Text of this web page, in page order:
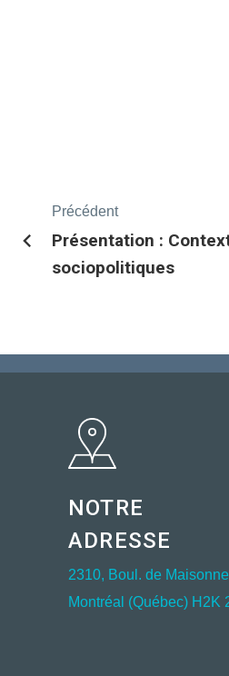
Précédent
Présentation :
sociopolitiques
NOTRE
ADRESSE
2310, Boul. de
Montréal (Québec) H2K